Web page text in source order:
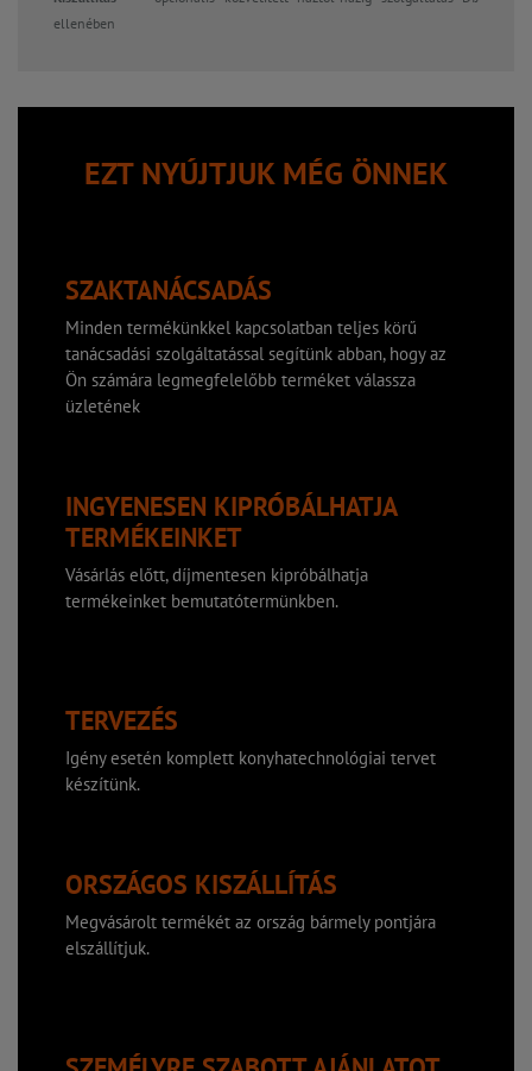
ellenében
EZT NYÚJTJUK MÉG ÖNNEK
SZAKTANÁCSADÁS
Minden termékünkkel kapcsolatban teljes körű
tanácsadási szolgáltatással segítünk abban, hogy az
Ön számára legmegfelelőbb terméket válassza
üzletének
INGYENESEN KIPRÓBÁLHATJA
TERMÉKEINKET
Vásárlás előtt, díjmentesen kipróbálhatja
termékeinket bemutatótermünkben.
TERVEZÉS
Igény esetén komplett konyhatechnológiai tervet
készítünk.
ORSZÁGOS KISZÁLLÍTÁS
Megvásárolt termékét az ország bármely pontjára
elszállítjuk.